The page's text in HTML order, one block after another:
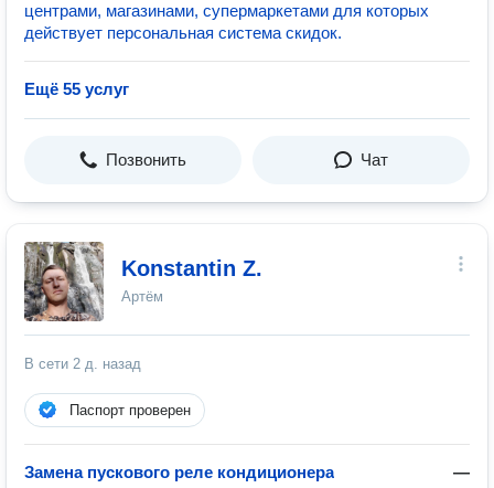
центрами, магазинами, супермаркетами для которых
действует персональная система скидок.
Ещё 55 услуг
Позвонить Чат
Konstantin Z.
Артём
В сети 2 д. назад
Паспорт проверен
Замена пускового реле кондиционера —